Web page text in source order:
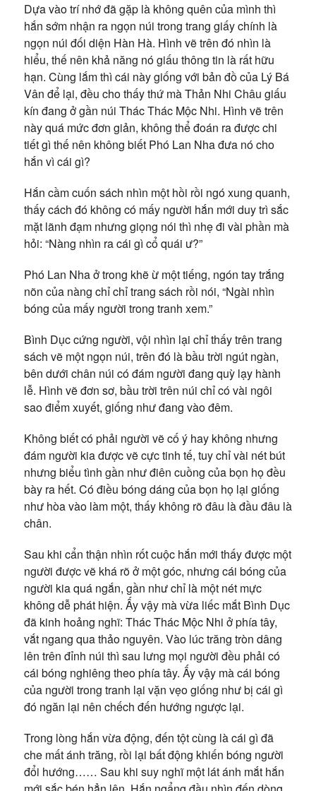
Dựa vào trí nhớ đã gặp là không quên của mình thì
hắn sớm nhận ra ngọn núi trong trang giấy chính là
ngọn núi đối diện Hàn Hà. Hình vẽ trên đó nhìn là
hiểu, thế nên khả năng nó giấu thông tin là rất hữu
hạn. Cùng lắm thì cái này giống với bản đồ của Lý Bá
Vân để lại, đều cho thấy thứ mà Thản Nhi Châu giấu
kín đang ở gần núi Thác Thác Mộc Nhi. Hình vẽ trên
này quá mức đơn giản, không thể đoán ra được chi
tiết gì thế nên không biết Phó Lan Nha đưa nó cho
hắn vì cái gì?
Hắn cầm cuốn sách nhìn một hồi rồi ngó xung quanh,
thấy cách đó không có mấy người hắn mới duy trì sắc
mặt lãnh đạm nhưng giọng nói thì nhẹ đi vài phần mà
hỏi: “Nàng nhìn ra cái gì cổ quái ư?”
Phó Lan Nha ở trong khẽ ừ một tiếng, ngón tay trắng
nõn của nàng chỉ chỉ trang sách rồi nói, “Ngài nhìn
bóng của mấy người trong tranh xem.”
Bình Dục cứng người, vội nhìn lại chỉ thấy trên trang
sách vẽ một ngọn núi, trên đó là bầu trời ngút ngàn,
bên dưới chân núi có đám người đang quỳ lạy hành
lễ. Hình vẽ đơn sơ, bầu trời trên núi chỉ có vài ngôi
sao điểm xuyết, giống như đang vào đêm.
Không biết có phải người vẽ cố ý hay không nhưng
đám người kia được vẽ cực tinh tế, tuy chỉ vài nét bút
nhưng biểu tình gần như điên cuồng của bọn họ đều
bày ra hết. Có điều bóng dáng của bọn họ lại giống
như hòa vào làm một, thấy không rõ đâu là đầu đâu là
chân.
Sau khi cẩn thận nhìn rốt cuộc hắn mới thấy được một
người được vẽ khá rõ ở một góc, nhưng cái bóng của
người kia quá ngắn, gần như chỉ là một nét mực
không dễ phát hiện. Ấy vậy mà vừa liếc mắt Bình Dục
đã kinh hoảng nghĩ: Thác Thác Mộc Nhi ở phía tây,
vắt ngang qua thảo nguyên. Vào lúc trăng tròn dâng
lên trên đỉnh núi thì sau lưng mọi người đều phải có
cái bóng nghiêng theo phía tây. Ấy vậy mà cái bóng
của người trong tranh lại vặn vẹo giống như bị cái gì
đó ngăn lại nên chếch đến hướng ngược lại.
Trong lòng hắn vừa động, đến tột cùng là cái gì đã
che mất ánh trăng, rồi lại bất động khiến bóng người
đổi hướng…… Sau khi suy nghĩ một lát ánh mắt hắn